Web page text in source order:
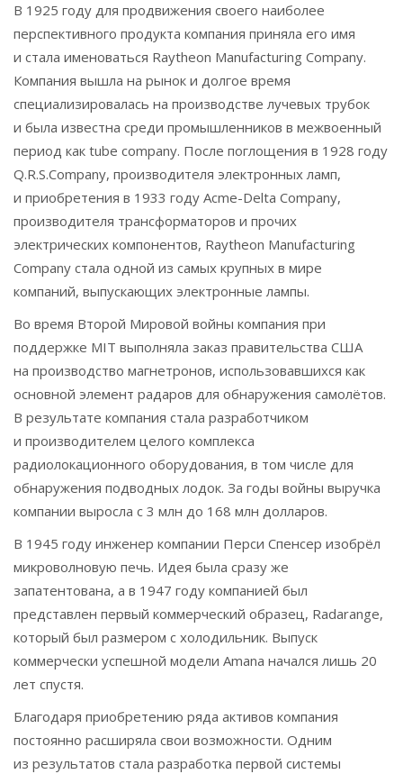
В 1925 году для продвижения своего наиболее
перспективного продукта компания приняла его имя
и стала именоваться Raytheon Manufacturing Company.
Компания вышла на рынок и долгое время
специализировалась на производстве лучевых трубок
и была известна среди промышленников в межвоенный
период как tube company. После поглощения в 1928 году
Q.R.S.Company, производителя электронных ламп,
и приобретения в 1933 году Acme-Delta Company,
производителя трансформаторов и прочих
электрических компонентов, Raytheon Manufacturing
Company стала одной из самых крупных в мире
компаний, выпускающих электронные лампы.
Во время Второй Мировой войны компания при
поддержке MIT выполняла заказ правительства США
на производство магнетронов, использовавшихся как
основной элемент радаров для обнаружения самолётов.
В результате компания стала разработчиком
и производителем целого комплекса
радиолокационного оборудования, в том числе для
обнаружения подводных лодок. За годы войны выручка
компании выросла с 3 млн до 168 млн долларов.
В 1945 году инженер компании Перси Спенсер изобрёл
микроволновую печь. Идея была сразу же
запатентована, а в 1947 году компанией был
представлен первый коммерческий образец, Radarange,
который был размером с холодильник. Выпуск
коммерчески успешной модели Amana начался лишь 20
лет спустя.
Благодаря приобретению ряда активов компания
постоянно расширяла свои возможности. Одним
из результатов стала разработка первой системы